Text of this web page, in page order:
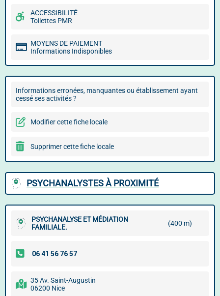
ACCESSIBILITÉ
Toilettes PMR
MOYENS DE PAIEMENT
Informations Indisponibles
Informations erronées, manquantes ou établissement ayant
cessé ses activités ?
Modifier cette fiche locale
Supprimer cette fiche locale
PSYCHANALYSTES À PROXIMITÉ
PSYCHANALYSE ET MÉDIATION
FAMILIALE.
(400 m)
35 Av. Saint-Augustin
06200 Nice